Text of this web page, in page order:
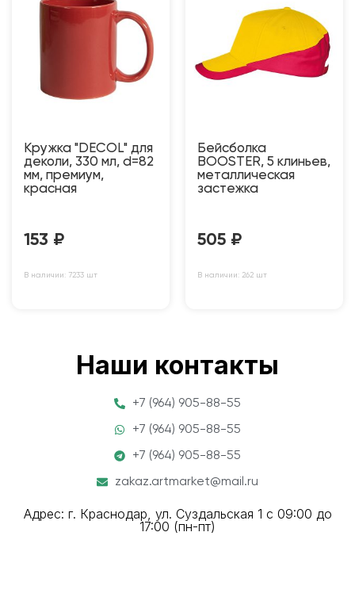
Кружка "DECOL" для
деколи, 330 мл, d=82
мм, премиум,
красная
153 ₽
В наличии: 7233 шт
Бейсболка
BOOSTER, 5 клиньев,
металлическая
застежка
505 ₽
В наличии: 262 шт
Наши контакты
+7 (964) 905-88-55
+7 (964) 905-88-55
+7 (964) 905-88-55
zakaz.artmarket@mail.ru
Адрес: г. Краснодар, ул. Суздальская 1 с 09:00 до
17:00 (пн-пт)